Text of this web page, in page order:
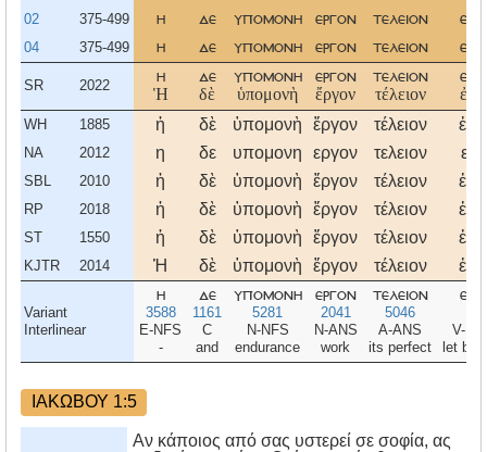
02 375-499 η δε υπομονη εργον τελειον
04 375-499 η δε υπομονη εργον τελειον
SR 2022
η
Ἡ
δε
δὲ
υπομονη
ὑπομονὴ
εργον
ἔργον
τελειον
τέλειον
WH 1885 ἡ δὲ ὑπομονὴ ἔργον τέλειον
NA 2012 η δε υπομονη εργον τελειον
SBL 2010 ἡ δὲ ὑπομονὴ ἔργον τέλειον
RP 2018 ἡ δὲ ὑπομονὴ ἔργον τέλειον
ST 1550 ἡ δὲ ὑπομονὴ ἔργον τέλειον
KJTR 2014 Ἡ δὲ ὑπομονὴ ἔργον τέλειον
Variant
Interlinear
η
3588
E-NFS
-
δε
1161
C
and
υπομονη
5281
N-NFS
endurance
εργον
2041
N-ANS
work
τελειον
5046
A-ANS
its perfect
V-
let be
ΙΑΚΩΒΟΥ 1:5
Αν κάποιος από σας υστερεί σε σοφία, ας